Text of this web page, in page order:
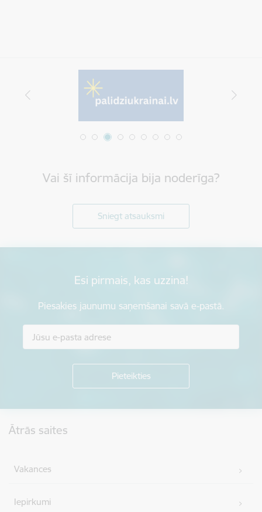
Vai šī informācija bija noderīga?
Sniegt atsauksmi
Esi pirmais, kas uzzina!
Piesakies jaunumu saņemšanai savā e-pastā.
Ātrās saites
Vakances
Iepirkumi